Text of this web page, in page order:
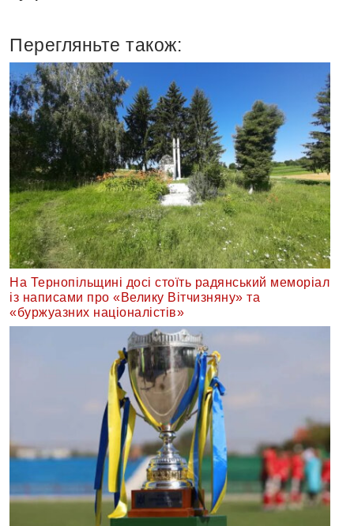
Перегляньте також:
На Тернопільщині досі стоїть радянський меморіал
із написами про «Велику Вітчизняну» та
«буржуазних націоналістів»